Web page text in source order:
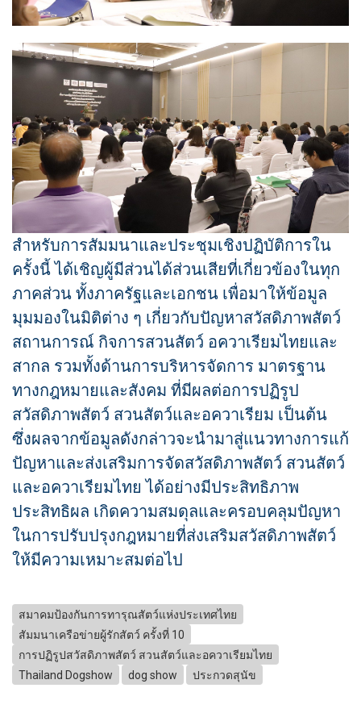
สำหรับการสัมมนาและประชุมเชิงปฏิบัติการใน
ครั้งนี้ ได้เชิญผู้มีส่วนได้ส่วนเสียที่เกี่ยวข้องในทุก
ภาคส่วน ทั้งภาครัฐและเอกชน เพื่อมาให้ข้อมูล
มุมมองในมิติต่าง ๆ เกี่ยวกับปัญหาสวัสดิภาพสัตว์
สถานการณ์ กิจการสวนสัตว์ อควาเรียมไทยและ
สากล รวมทั้งด้านการบริหารจัดการ มาตรฐาน
ทางกฎหมายและสังคม ที่มีผลต่อการปฏิรูป
สวัสดิภาพสัตว์ สวนสัตว์และอควาเรียม เป็นต้น
ซึ่งผลจากข้อมูลดังกล่าวจะนำมาสู่แนวทางการแก้
ปัญหาและส่งเสริมการจัดสวัสดิภาพสัตว์ สวนสัตว์
และอควาเรียมไทย ได้อย่างมีประสิทธิภาพ
ประสิทธิผล เกิดความสมดุลและครอบคลุมปัญหา
ในการปรับปรุงกฎหมายที่ส่งเสริมสวัสดิภาพสัตว์
ให้มีความเหมาะสมต่อไป
สมาคมป้องกันการทารุณสัตว์แห่งประเทศไทย
สัมมนาเครือข่ายผู้รักสัตว์ ครั้งที่ 10
การปฏิรูปสวัสดิภาพสัตว์ สวนสัตว์และอควาเรียมไทย
Thailand Dogshow
dog show ประกวดสุนัข